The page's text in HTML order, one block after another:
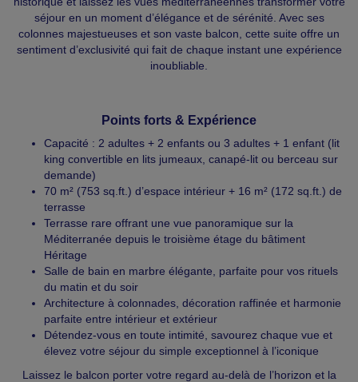
séjour en un moment d’élégance et de sérénité. Avec ses
colonnes majestueuses et son vaste balcon, cette suite offre un
sentiment d’exclusivité qui fait de chaque instant une expérience
inoubliable.
Points forts & Expérience
Capacité : 2 adultes + 2 enfants ou 3 adultes + 1 enfant (lit
king convertible en lits jumeaux, canapé-lit ou berceau sur
demande)
70 m² (753 sq.ft.) d’espace intérieur + 16 m² (172 sq.ft.) de
terrasse
Terrasse rare offrant une vue panoramique sur la
Méditerranée depuis le troisième étage du bâtiment
Héritage
Salle de bain en marbre élégante, parfaite pour vos rituels
du matin et du soir
Architecture à colonnades, décoration raffinée et harmonie
parfaite entre intérieur et extérieur
Détendez-vous en toute intimité, savourez chaque vue et
élevez votre séjour du simple exceptionnel à l’iconique
Laissez le balcon porter votre regard au-delà de l’horizon et la